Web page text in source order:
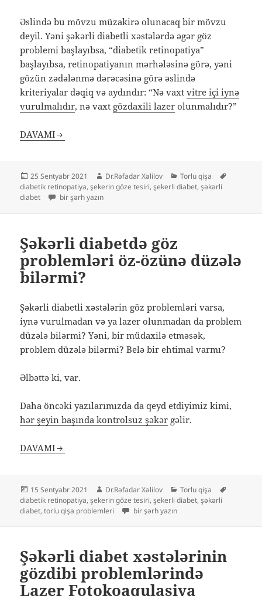
Əslində bu mövzu müzakirə olunacaq bir mövzu
deyil. Yəni şəkərli diabetli xəstələrdə əgər göz
problemi başlayıbsa, “diabetik retinopatiya”
başlayıbsa, retinopatiyanın mərhələsinə görə, yəni
gözün zədələnmə dərəcəsinə görə əslində
kriteriyalar dəqiq və aydındır: “Nə vaxtvitre içi iynə
vurulmalıdır, nə vaxt gözdaxili lazer olunmalıdır?”
DAVAMI
Yayım
tarixi
25 Sentyabr 2021 Müəllif
Dr.Rəfadar Xəlilov Kateqoriyalar
Torlu qişa
diabetik retinopatiya,şekerin göze tesiri,şekerli diabet,şəkərli
diabet
Şəkərli diabetik xəstələrin göz problemlərində iynəmi, yoxsa
bir şərh yazın
Şəkərli diabetdə göz
problemləri öz-özünə düzələ
bilərmi?
Şəkərli diabetli xəstələrin göz problemləri varsa,
iynə vurulmadan və ya lazer olunmadan da problem
düzələ bilərmi? Yəni, bir müdaxilə etməsək,
problem düzələ bilərmi? Belə bir ehtimal varmı?
Əlbəttə ki, var.
Daha öncəki yazılarımızda da qeyd etdiyimiz kimi,
hər şeyin başında kontrolsuz şəkər gəlir.
DAVAMI
Yayım
tarixi
15 Sentyabr 2021 Müəllif
Dr.Rəfadar Xəlilov Kateqoriyalar
Torlu qişa
diabetik retinopatiya,şekerin göze tesiri,şekerli diabet,şəkərli
diabet,torlu qişa problemleri Şəkərli diabetdə göz problemləri öz-
bir şərh yazın
Şəkərli diabet xəstələrinin
gözdibi problemlərində
Lazer Fotokoaqulasiya